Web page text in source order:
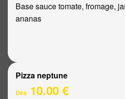
Base sauce tomate, fromage,
ananas
Pizza neptune
Dès 10.00 €